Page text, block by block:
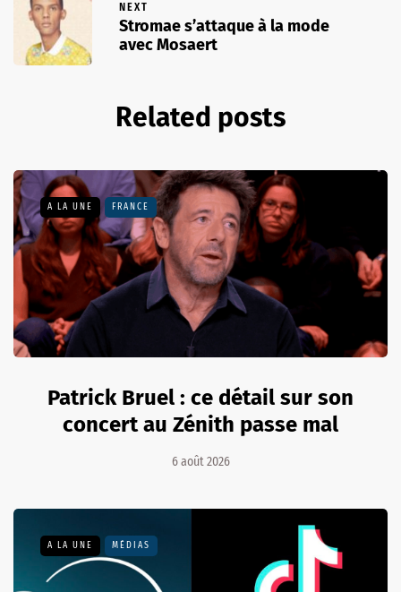
NEXT
Stromae s’attaque à la mode
avec Mosaert
Related posts
A LA UNE FRANCE
Patrick Bruel : ce détail sur son
concert au Zénith passe mal
6 août 2026
A LA UNE MÉDIAS